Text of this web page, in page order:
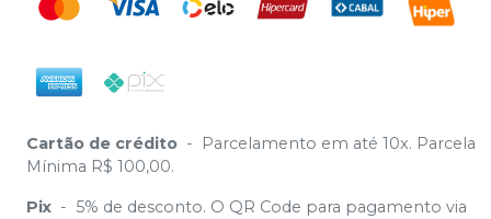
Cartão de crédito -
Parcelamento em até 10x. Parcela
Mínima R$ 100,00.
Pix - 5% de desconto. O QR Code para pagamento via